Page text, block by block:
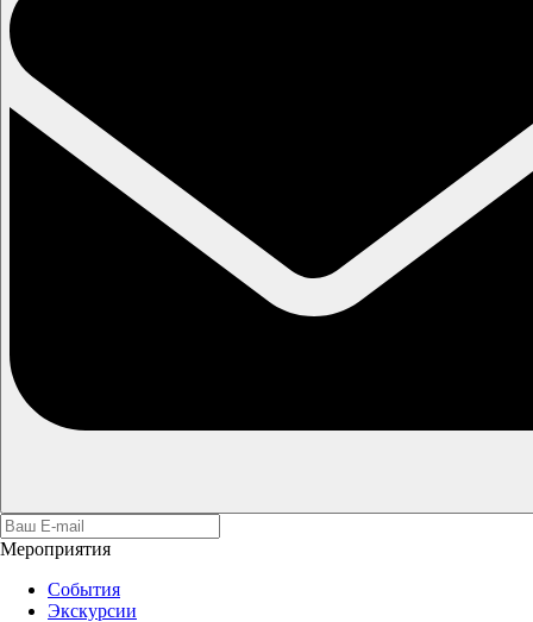
Мероприятия
События
Экскурсии